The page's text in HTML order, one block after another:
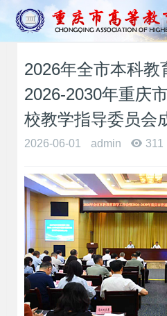
2026年全市本科教
2026-2030年重庆
校教学指导委员会
2026-06-01 admin 311